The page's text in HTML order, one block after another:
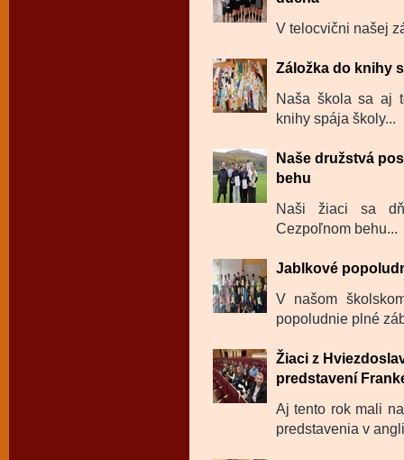
V telocvični našej
Záložka do knihy
Naša škola sa aj
knihy spája školy...
Naše družstvá
behu
Naši žiaci sa
Cezpoľnom behu...
Jablkové
V našom
popoludnie plné
Žiaci z
predstavení
Aj tento rok mali
predstavenia v